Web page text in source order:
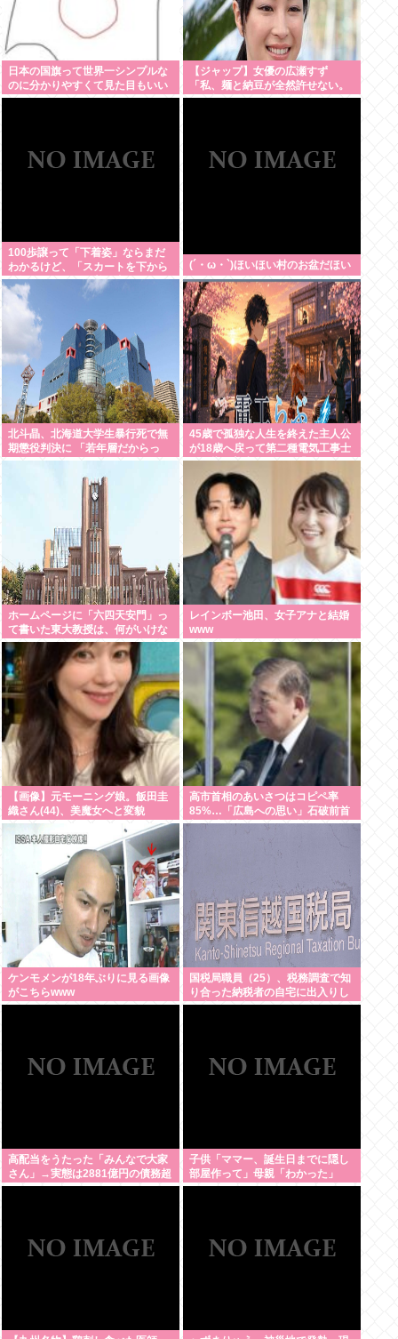
日本の国旗って世界一シンプルな
のに分かりやすくて見た目もいい
よな
【ジャップ】女優の広瀬すず
「私、麺と納豆が全然許せない。
私、麺と納豆が全然許せない 」
100歩譲って「下着姿」ならまだ
わかるけど、「スカートを下から
盗撮して写った下着写真」見て何
が楽しいんだ？
(´・ω・`)ほいほい村のお盆だほい
北斗晶、北海道大学生暴行死で無
期懲役判決に 「若年層だからっ
て、それでいいんだろうか」
45歳で孤独な人生を終えた主人公
が18歳へ戻って第二種電気工事士
を目指す美少女ゲーム「電工ら
ぶ」が登場
ホームページに「六四天安門」っ
て書いた東大教授は、何がいけな
いんだ？
レインボー池田、女子アナと結婚
www
【画像】元モーニング娘。飯田圭
織さん(44)、美魔女へと変貌
高市首相のあいさつはコピペ率
85%…「広島への思い」石破前首
相・愛子内親王とは絶望的格差
ケンモメンが18年ぶりに見る画像
がこちらwww
国税局職員（25）、税務調査で知
り合った納税者の自宅に出入りし
お小遣い1億5000万円頂戴する
高配当をうたった「みんなで大家
さん」→実態は2881億円の債務超
過
子供「ママー、誕生日までに隠し
部屋作って」母親「わかった」